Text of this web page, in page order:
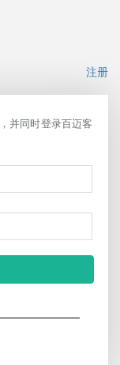
注册
，并同时登录百迈客